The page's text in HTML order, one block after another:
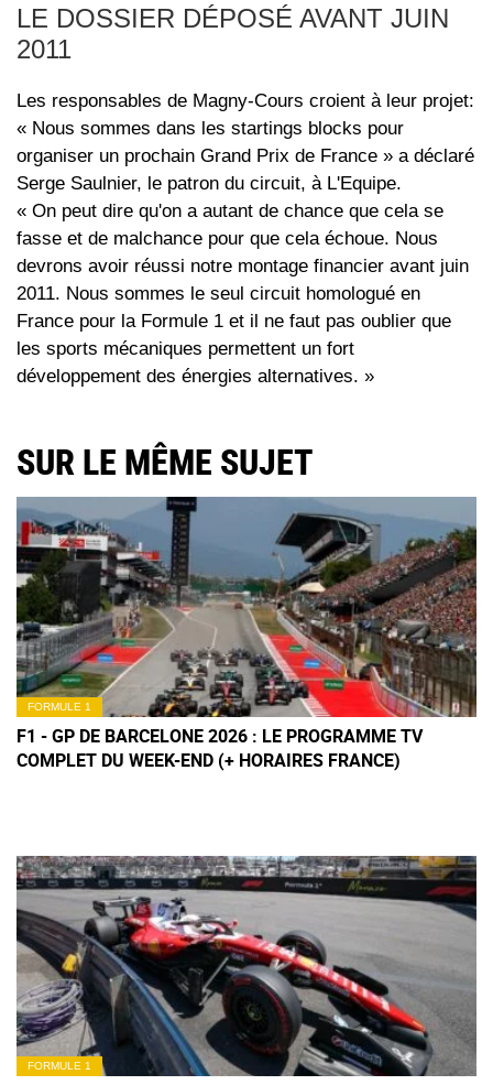
LE DOSSIER DÉPOSÉ AVANT JUIN
2011
Les responsables de Magny-Cours croient à leur projet:
« Nous sommes dans les startings blocks pour
organiser un prochain Grand Prix de France » a déclaré
Serge Saulnier, le patron du circuit, à L'Equipe.
« On peut dire qu'on a autant de chance que cela se
fasse et de malchance pour que cela échoue. Nous
devrons avoir réussi notre montage financier avant juin
2011. Nous sommes le seul circuit homologué en
France pour la Formule 1 et il ne faut pas oublier que
les sports mécaniques permettent un fort
développement des énergies alternatives. »
SUR LE MÊME SUJET
FORMULE 1
F1 - GP DE BARCELONE 2026 : LE PROGRAMME TV
COMPLET DU WEEK-END (+ HORAIRES FRANCE)
FORMULE 1